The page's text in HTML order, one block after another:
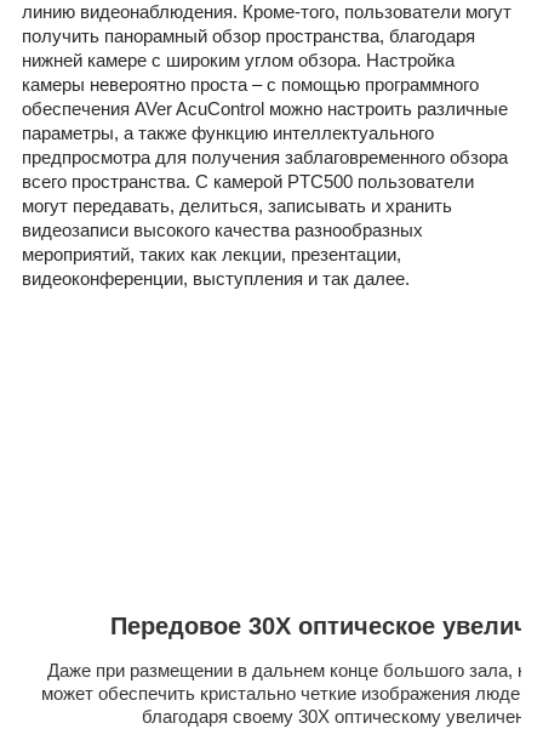
линию видеонаблюдения. Кроме-того, пользователи могут
получить панорамный обзор пространства, благодаря
нижней камере с широким углом обзора. Настройка
камеры невероятно проста – с помощью программного
обеспечения AVer AcuControl можно настроить различные
параметры, а также функцию интеллектуального
предпросмотра для получения заблаговременного обзора
всего пространства. С камерой PTC500 пользователи
могут передавать, делиться, записывать и хранить
видеозаписи высокого качества разнообразных
мероприятий, таких как лекции, презентации,
видеоконференции, выступления и так далее.
Передовое 30X оптическое
Даже при размещении в дальнем конце большого зала,
может обеспечить кристально четкие изображения людей
благодаря своему 30X оптическому